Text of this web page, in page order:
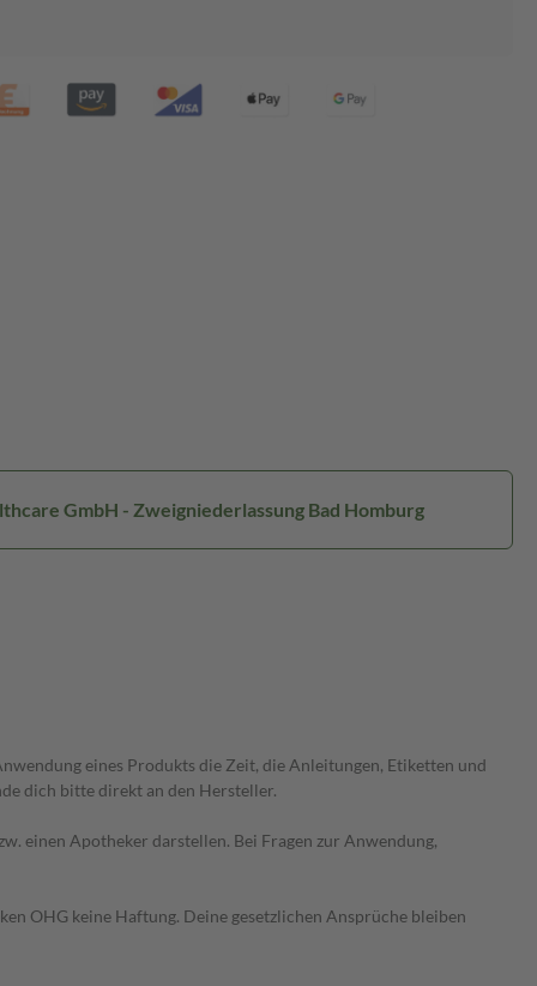
GmbH - Zweigniederlassung Bad Homburg
eines Produkts die Zeit, die Anleitungen, Etiketten und
dich bitte direkt an den Hersteller.
einen Apotheker darstellen. Bei Fragen zur Anwendung,
OHG keine Haftung. Deine gesetzlichen Ansprüche bleiben